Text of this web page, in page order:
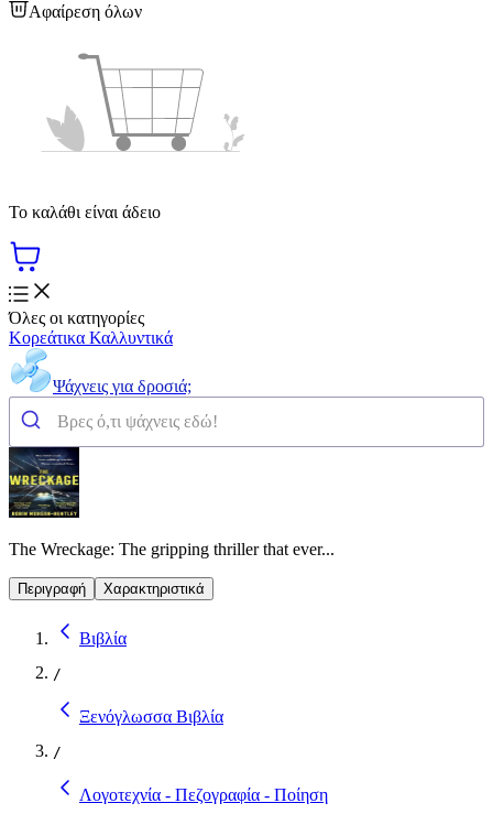
Αφαίρεση όλων
Το καλάθι είναι άδειο
Όλες οι κατηγορίες
Κορεάτικα Καλλυντικά
Ψάχνεις για δροσιά;
The Wreckage: The gripping thriller that ever...
Περιγραφή Χαρακτηριστικά
Βιβλία
/
Ξενόγλωσσα Βιβλία
/
Λογοτεχνία - Πεζογραφία - Ποίηση